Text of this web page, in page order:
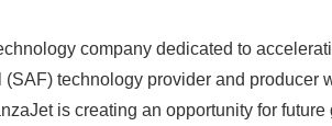
company dedicated to
technology provider and producer
is creating an opportunity for future